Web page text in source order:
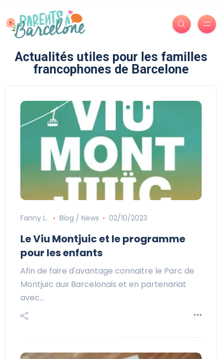
Actualités utiles pour les familles
francophones de Barcelone
Fanny L. Blog / News 02/10/2023
Le Viu Montjuic et le programme
pour les enfants
Afin de faire d'avantage connaitre le Parc de
Montjuïc aux Barcelonais et en partenariat
avec…